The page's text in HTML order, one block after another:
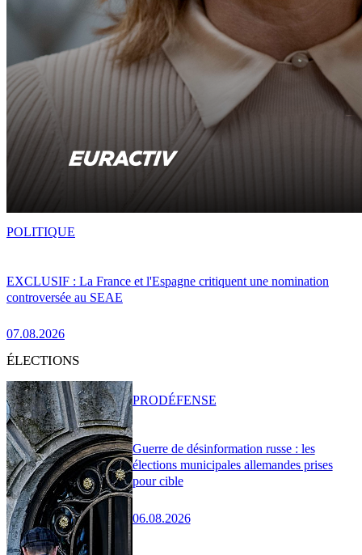
EXCLUSIF : La France et l'Espagne critiquent une nomination
controversée au SEAE
07.08.2026
POLITIQUE
ÉLECTIONS
Guerre de désinformation russe : les
élections municipales allemandes prises
pour cible
06.08.2026
PRODÉFENSE